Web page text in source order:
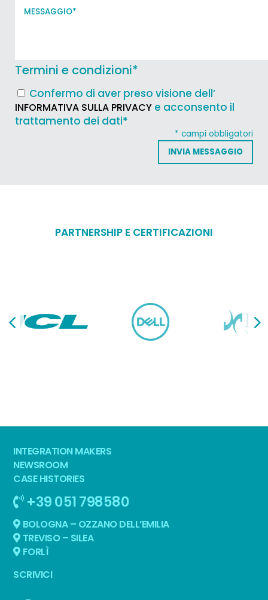
Termini e condizioni*
Confermo di aver preso visione dell’
INFORMATIVA SULLA PRIVACY e acconsento il
trattamento dei dati*
* campi obbligatori
PARTNERSHIP E CERTIFICAZIONI
INTEGRATION MAKERS
NEWSROOM
CASE HISTORIES
+39 051 798580
BOLOGNA – OZZANO DELL’EMILIA
TREVISO – SILEA
FORLÌ
SCRIVICI